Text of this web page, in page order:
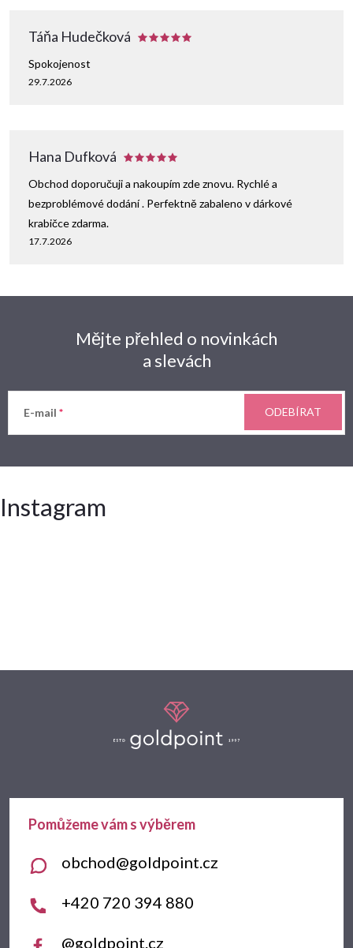
Táňa Hudečková
29.7.2026
Spokojenost
Hana Dufková
17.7.2026
Obchod doporučuji a nakoupím zde znovu. Rychlé a
bezproblémové dodání . Perfektně zabaleno v dárkové
krabičce zdarma.
Mějte přehled o novinkách
a slevách
E-mail ODEBÍRAT
Instagram
a
obchod@goldpoint.cz
+420 720 394 880
@goldpoint.cz